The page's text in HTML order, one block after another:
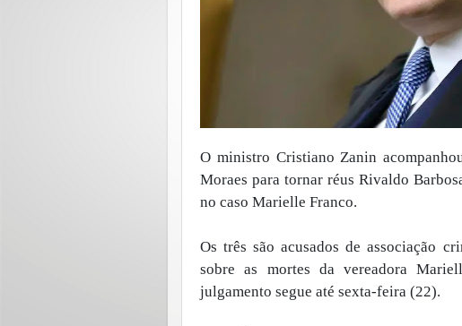
O ministro Cristiano Zanin
Moraes para tornar réus Rivaldo
no caso Marielle Franco.
Os três são acusados de associação
sobre as mortes da vereadora
julgamento segue até sexta-feira (22).